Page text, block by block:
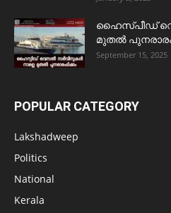
ഹൈസ്പീഡ്
മുതൽ
September 15, 2025
POPULAR CATEGORY
Lakshadweep
Politics
National
Kerala